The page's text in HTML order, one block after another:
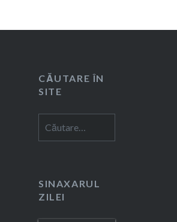
CĂUTARE ÎN
SITE
după:
SINAXARUL
ZILEI